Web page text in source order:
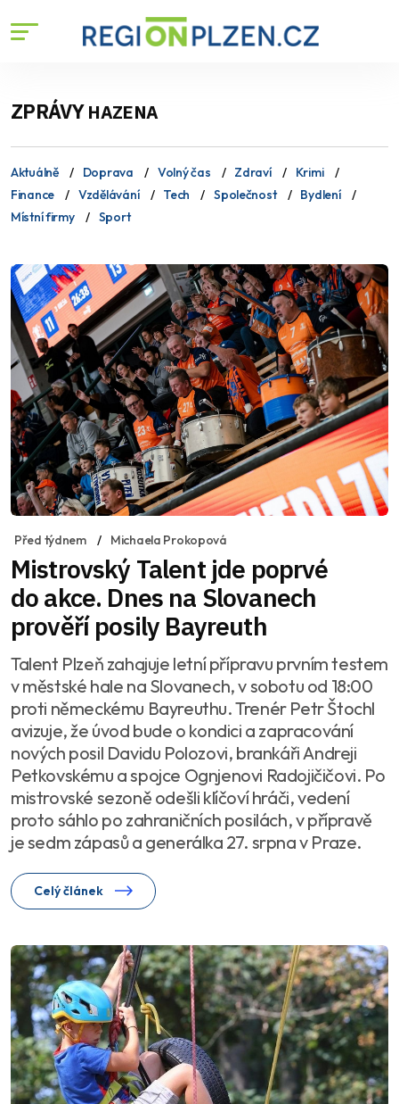
ZPRÁVYHAZENA
Aktuálně Doprava Volný čas Zdraví
Krimi
Finance
Vzdělávání Tech Společnost
Bydlení
Místní firmy
Sport
Před týdnem Michaela Prokopová
Mistrovský Talent jde poprvé
do akce. Dnes na Slovanech
prověří posily Bayreuth
Talent Plzeň zahajuje letní přípravu prvním testem
v městské hale na Slovanech, v sobotu od 18:00
proti německému Bayreuthu. Trenér Petr Štochl
avizuje, že úvod bude o kondici a zapracování
nových posil Davidu Polozovi, brankáři Andreji
Petkovskému a spojce Ognjenovi Radojičičovi. Po
mistrovské sezoně odešli klíčoví hráči, vedení
proto sáhlo po zahraničních posilách, v přípravě
je sedm zápasů a generálka 27. srpna v Praze.
Celý článek